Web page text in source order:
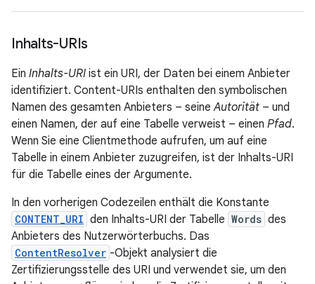
Inhalts-URIs
Ein Inhalts-URI ist ein URI, der Daten bei einem Anbieter
identifiziert. Content-URIs enthalten den symbolischen
Namen des gesamten Anbieters – seineAutorität – und
einen Namen, der auf eine Tabelle verweist – einen Pfad.
Wenn Sie eine Clientmethode aufrufen, um auf eine
Tabelle in einem Anbieter zuzugreifen, ist der Inhalts-URI
für die Tabelle eines der Argumente.
In den vorherigen Codezeilen enthält die Konstante
CONTENT_URI den Inhalts-URI der Tabelle Words des
Anbieters des Nutzerwörterbuchs. Das
ContentResolver -Objekt analysiert die
Zertifizierungsstelle des URI und verwendet sie, um den